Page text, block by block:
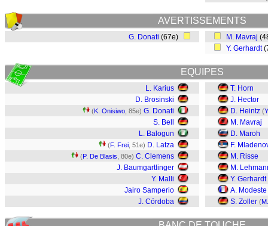
AVERTISSEMENTS
G. Donati (67e) M. Mavraj
Y. Gerhardt
EQUIPES
L. Karius
D. Brosinski
(K. Onisiwo , 85e) G. Donati
S. Bell
L. Balogun
(F. Frei , 51e) D. Latza
(P. De Blasis , 80e) C. Clemens
J. Baumgartlinger
Y. Malli
Jairo Samperio
J. Córdoba
T. Horn
J. Hector
D. Heintz (
M. Mavraj
D. Maroh
F.
M. Risse
M.
Y. Gerhardt
A. Modeste
S. Zoller (